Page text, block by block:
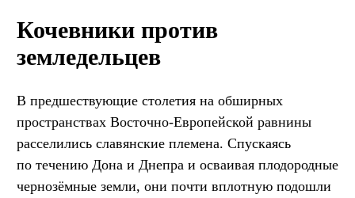
Кочевники против
земледельцев
В предшествующие столетия на обширных
пространствах Восточно-Европейской равнины
расселились славянские племена. Спускаясь
по течению Дона и Днепра и осваивая плодородные
чернозёмные земли, они почти вплотную подошли